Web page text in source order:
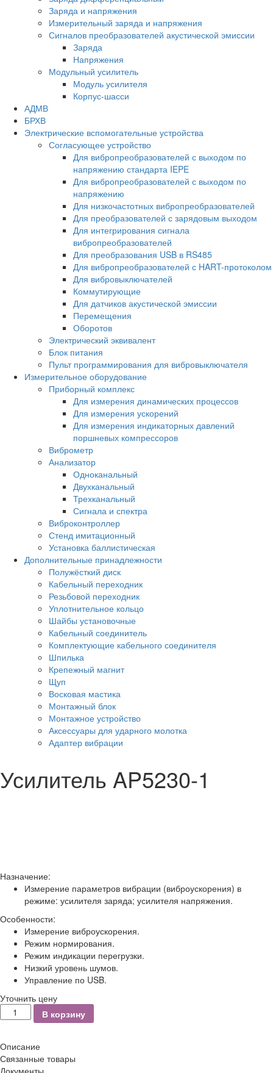
Заряда и напряжения
Измерительный заряда и напряжения
Сигналов преобразователей акустической эмиссии
Заряда
Напряжения
Модульный усилитель
Модуль усилителя
Корпус-шасси
АДМВ
БРХВ
Электрические вспомогательные устройства
Согласующее устройство
Для вибропреобразователей с выходом по
напряжению стандарта IEPE
Для вибропреобразователей с выходом по
напряжению
Для низкочастотных вибропреобразователей
Для преобразователей с зарядовым выходом
Для интегрирования сигнала
вибропреобразователей
Для преобразования USB в RS485
Для вибропреобразователей с HART-протоколом
Для вибровыключателей
Коммутирующие
Для датчиков акустической эмиссии
Перемещения
Оборотов
Электрический эквивалент
Блок питания
Пульт программирования для вибровыключателя
Измерительное оборудование
Приборный комплекс
Для измерения динамических процессов
Для измерения ускорений
Для измерения индикаторных давлений
поршневых компрессоров
Виброметр
Анализатор
Одноканальный
Двухканальный
Трехканальный
Сигнала и спектра
Виброконтроллер
Стенд имитационный
Установка баллистическая
Дополнительные принадлежности
Полужёсткий диск
Кабельный переходник
Резьбовой переходник
Уплотнительное кольцо
Шайбы установочные
Кабельный соединитель
Комплектующие кабельного соединителя
Шпилька
Крепежный магнит
Щуп
Восковая мастика
Монтажный блок
Монтажное устройство
Аксессуары для ударного молотка
Адаптер вибрации
Усилитель AP5230-1
Назначение:
Измерение параметров вибрации (виброускорения) в
режиме: усилителя заряда; усилителя напряжения.
Особенности:
Измерение виброускорения.
Режим нормирования.
Режим индикации перегрузки.
Низкий уровень шумов.
Управление по USB.
Уточнить цену
КоличествоВ корзину
Описание
Связанные товары